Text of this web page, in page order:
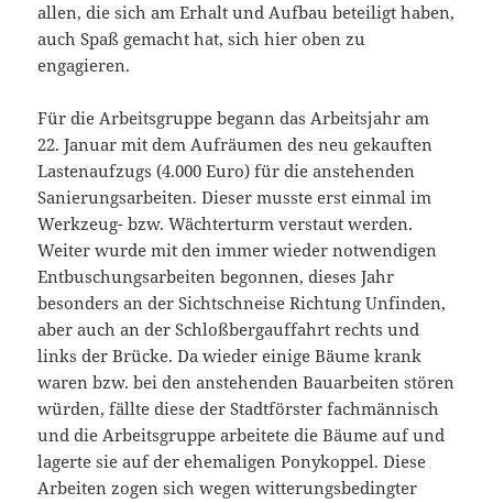
allen, die sich am Erhalt und Aufbau beteiligt haben,
auch Spaß gemacht hat, sich hier oben zu
engagieren.
Für die Arbeitsgruppe begann das Arbeitsjahr am
22. Januar mit dem Aufräumen des neu gekauften
Lastenaufzugs (4.000 Euro) für die anstehenden
Sanierungsarbeiten. Dieser musste erst einmal im
Werkzeug- bzw. Wächterturm verstaut werden.
Weiter wurde mit den immer wieder notwendigen
Entbuschungsarbeiten begonnen, dieses Jahr
besonders an der Sichtschneise Richtung Unfinden,
aber auch an der Schloßbergauffahrt rechts und
links der Brücke. Da wieder einige Bäume krank
waren bzw. bei den anstehenden Bauarbeiten stören
würden, fällte diese der Stadtförster fachmännisch
und die Arbeitsgruppe arbeitete die Bäume auf und
lagerte sie auf der ehemaligen Ponykoppel. Diese
Arbeiten zogen sich wegen witterungsbedingter